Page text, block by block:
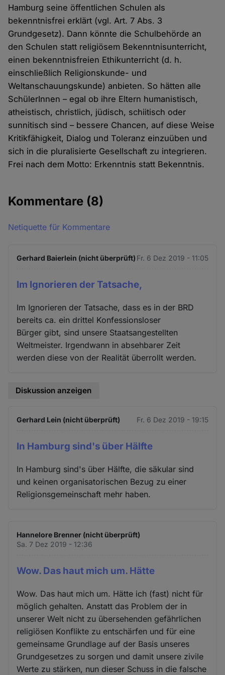
Hamburg seine öffentlichen Schulen als
bekenntnisfrei erklärt (vgl. Art. 7 Abs. 3
Grundgesetz). Dann könnte die Schulbehörde an
den Schulen statt religiösem Bekenntnisunterricht,
einen bekenntnisfreien Ethikunterricht (d. h.
einschließlich Religionskunde- und
Weltanschauungskunde) anbieten. So hätten alle
SchülerInnen – egal ob ihre Eltern humanistisch,
atheistisch, christlich, jüdisch, schiitisch oder
sunnitisch sind – bessere Chancen, auf diese Weise
Kritikfähigkeit, Dialog und Toleranz einzuüben und
sich in die pluralisierte Gesellschaft zu integrieren.
Frei nach dem Motto: Erkenntnis statt Bekenntnis.
Kommentare (8)
Netiquette für Kommentare
Gerhard Baierlein (nicht überprüft) Fr. 6 Dez 2019 - 11:05
Im Ignorieren der Tatsache,
Im Ignorieren der Tatsache, dass es in der BRD
bereits ca. ein drittel Konfessionsloser
Bürger gibt, sind unsere Staatsangestellten
Weltmeister. Irgendwann in absehbarer Zeit
werden diese von der Realität überrollt werden.
Diskussion anzeigen
Gerhard Lein (nicht überprüft) Fr. 6 Dez 2019 - 19:15
In Hamburg sind's über Hälfte
In Hamburg sind's über Hälfte, die säkular sind
und keinen organisatorischen Bezug zu einer
Religionsgemeinschaft mehr haben.
Hannelore Brenner (nicht überprüft)
Sa. 7 Dez 2019 - 12:36
Wow. Das haut mich um. Hätte
Wow. Das haut mich um. Hätte ich (fast) nicht für
möglich gehalten. Anstatt das Problem der in
unserer Welt nicht zu übersehenden gefährlichen
religiösen Konflikte zu entschärfen und für eine
gemeinsame Grundlage auf der Basis unseres
Grundgesetzes zu sorgen und damit unsere zivile
Werte zu stärken, nun dieser Schuss in die falsche